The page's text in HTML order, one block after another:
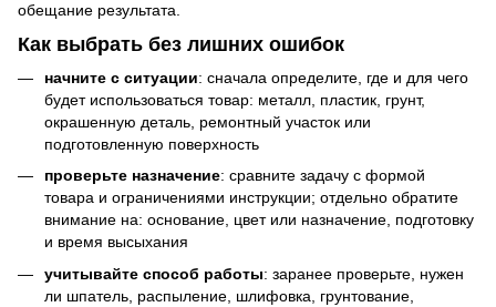
обещание результата.
Как выбрать без лишних ошибок
начните с ситуации: сначала определите, где и для чего
будет использоваться товар: металл, пластик, грунт,
окрашенную деталь, ремонтный участок или
подготовленную поверхность
проверьте назначение: сравните задачу с формой
товара и ограничениями инструкции; отдельно обратите
внимание на: основание, цвет или назначение, подготовку
и время высыхания
учитывайте способ работы: заранее проверьте, нужен
ли шпатель, распыление, шлифовка, грунтование,